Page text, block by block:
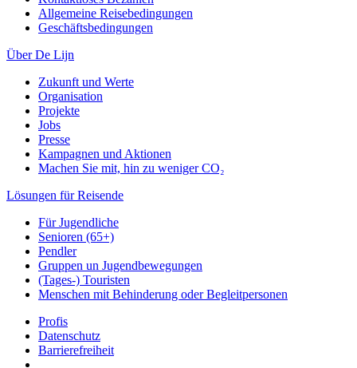
Allgemeine Reisebedingungen
Geschäftsbedingungen
Über De Lijn
Zukunft und Werte
Organisation
Projekte
Jobs
Presse
Kampagnen und Aktionen
Machen Sie mit, hin zu weniger CO₂
Lösungen für Reisende
Für Jugendliche
Senioren (65+)
Pendler
Gruppen un Jugendbewegungen
(Tages-) Touristen
Menschen mit Behinderung oder Begleitpersonen
Profis
Datenschutz
Barrierefreiheit